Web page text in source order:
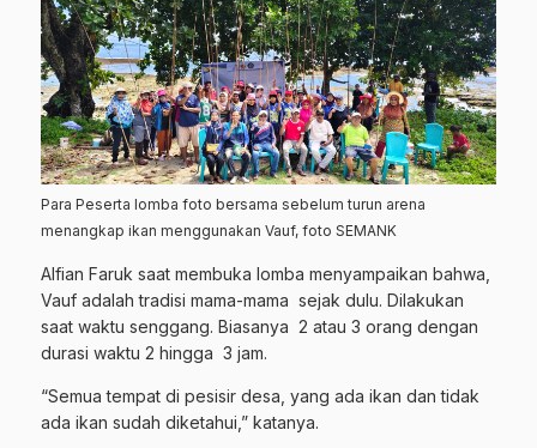
Para Peserta lomba foto bersama sebelum turun arena
menangkap ikan menggunakan Vauf, foto SEMANK
Alfian Faruk saat membuka lomba menyampaikan bahwa,
Vauf adalah tradisi mama-mama sejak dulu. Dilakukan
saat waktu senggang. Biasanya 2 atau 3 orang dengan
durasi waktu 2 hingga 3 jam.
“Semua tempat di pesisir desa, yang ada ikan dan tidak
ada ikan sudah diketahui,” katanya.